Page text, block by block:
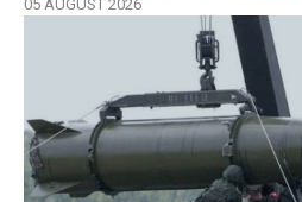
05 AUGUST 2026